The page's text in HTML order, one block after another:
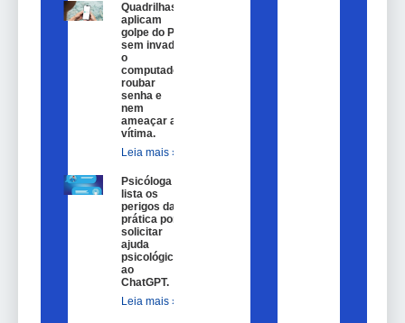
Quadrilhas
aplicam
golpe do Pix
sem invadir
o
computador,
roubar
senha e
nem
ameaçar a
vítima.
Leia mais »
Psicóloga
lista os
perigos da
prática por
solicitar
ajuda
psicológica
ao
ChatGPT.
Leia mais »